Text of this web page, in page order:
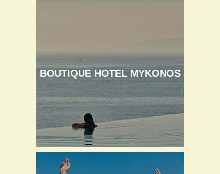
BOUTIQUE HOTEL MYKONOS